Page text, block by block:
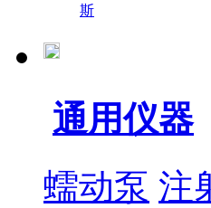
斯
通用仪器
蠕动泵 注